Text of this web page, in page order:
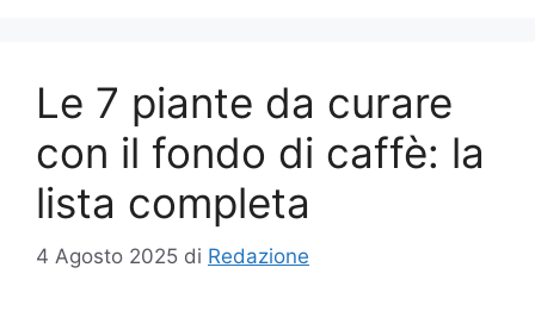
Le 7 piante da curare
con il fondo di caffè: la
lista completa
4 Agosto 2025 di Redazione